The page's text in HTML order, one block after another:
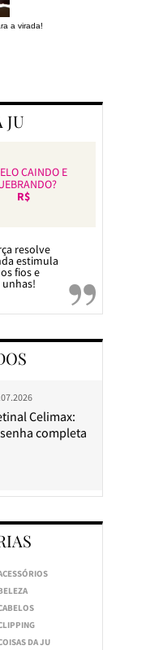
a virada!
JU
CAINDO E
R$
resolve
estimula
fios e
Celimax:
completa
DA JU